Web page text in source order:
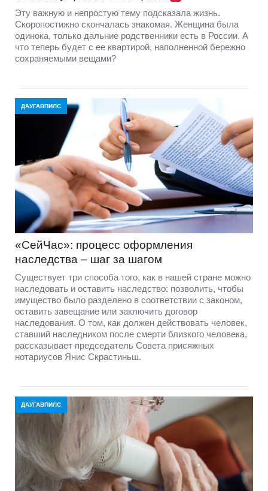
Эту важную и непростую тему подсказала жизнь.
Скоропостижно скончалась знакомая. Женщина была
одинока, только дальние родственники есть в России. А
что теперь будет с ее квартирой, наполненной бережно
сохраняемыми вещами?
ДАУГАВПИЛС
«СейЧас»: процесс оформления
наследства – шаг за шагом
Существует три способа того, как в нашей стране можно
наследовать и оставить наследство: позволить, чтобы
имущество было разделено в соответствии с законом,
оставить завещание или заключить договор
наследования. О том, как должен действовать человек,
ставший наследником после смерти близкого человека,
рассказывает председатель Совета присяжных
нотариусов Янис Скрастиньш.
ДАУГАВПИЛС